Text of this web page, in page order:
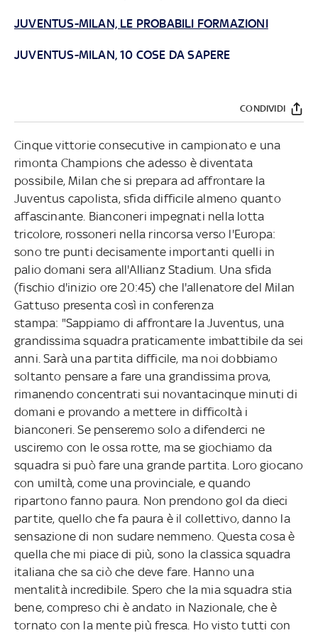
JUVENTUS-MILAN, LE PROBABILI FORMAZIONI
JUVENTUS-MILAN, 10 COSE DA SAPERE
CONDIVIDI
Cinque vittorie consecutive in campionato e una
rimonta Champions che adesso è diventata
possibile, Milan che si prepara ad affrontare la
Juventus capolista, sfida difficile almeno quanto
affascinante. Bianconeri impegnati nella lotta
tricolore, rossoneri nella rincorsa verso l'Europa:
sono tre punti decisamente importanti quelli in
palio domani sera all'Allianz Stadium. Una sfida
(fischio d'inizio ore 20:45) che l'allenatore del Milan
Gattuso presenta così in conferenza
stampa: "Sappiamo di affrontare la Juventus, una
grandissima squadra praticamente imbattibile da sei
anni. Sarà una partita difficile, ma noi dobbiamo
soltanto pensare a fare una grandissima prova,
rimanendo concentrati sui novantacinque minuti di
domani e provando a mettere in difficoltà i
bianconeri. Se penseremo solo a difenderci ne
usciremo con le ossa rotte, ma se giochiamo da
squadra si può fare una grande partita. Loro giocano
con umiltà, come una provinciale, e quando
ripartono fanno paura. Non prendono gol da dieci
partite, quello che fa paura è il collettivo, danno la
sensazione di non sudare nemmeno. Questa cosa è
quella che mi piace di più, sono la classica squadra
italiana che sa ciò che deve fare. Hanno una
mentalità incredibile. Spero che la mia squadra stia
bene, compreso chi è andato in Nazionale, che è
tornato con la mente più fresca. Ho visto tutti con